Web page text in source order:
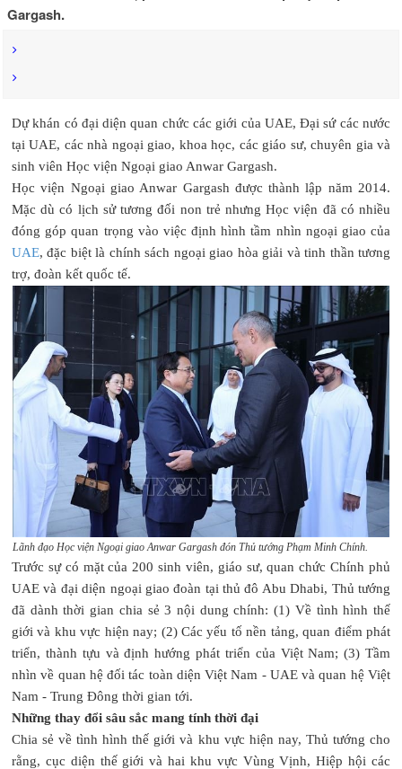
Gargash.
Dự khán có đại diện quan chức các giới của UAE, Đại sứ các nước
tại UAE, các nhà ngoại giao, khoa học, các giáo sư, chuyên gia và
sinh viên Học viện Ngoại giao Anwar Gargash.
Học viện Ngoại giao Anwar Gargash được thành lập năm 2014.
Mặc dù có lịch sử tương đối non trẻ nhưng Học viện đã có nhiều
đóng góp quan trọng vào việc định hình tầm nhìn ngoại giao của
UAE, đặc biệt là chính sách ngoại giao hòa giải và tinh thần tương
trợ, đoàn kết quốc tế.
Lãnh đạo Học viện Ngoại giao Anwar Gargash đón Thủ tướng Phạm Minh Chính.
Trước sự có mặt của 200 sinh viên, giáo sư, quan chức Chính phủ
UAE và đại diện ngoại giao đoàn tại thủ đô Abu Dhabi, Thủ tướng
đã dành thời gian chia sẻ 3 nội dung chính: (1) Về tình hình thế
giới và khu vực hiện nay; (2) Các yếu tố nền tảng, quan điểm phát
triển, thành tựu và định hướng phát triển của Việt Nam; (3) Tầm
nhìn về quan hệ đối tác toàn diện Việt Nam - UAE và quan hệ Việt
Nam - Trung Đông thời gian tới.
Những thay đổi sâu sắc mang tính thời đại
Chia sẻ về tình hình thế giới và khu vực hiện nay, Thủ tướng cho
rằng, cục diện thế giới và hai khu vực Vùng Vịnh, Hiệp hội các